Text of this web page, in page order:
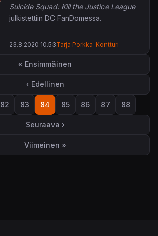
Suicide Squad: Kill the Justice League
julkistettiin DC FanDomessa.
23.8.2020 10.53Tarja Porkka-Kontturi
Sivutus
Ensimmäinen sivu
« Ensimmäinen
Edellinen sivu
‹ Edellinen
Sivu
82
Sivu
83
Sivu
84
Sivu
85
Sivu
86
Sivu
87
Sivu
88
Seuraava sivu
Seuraava ›
Viimeinen sivu
Viimeinen »